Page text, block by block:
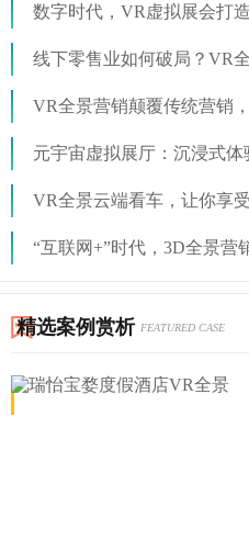
线下零售业如何破局？VR
VR全景营销颠覆传统营销
VR全景云端看车，让你享
精选案例赏析 FEATURED CASE